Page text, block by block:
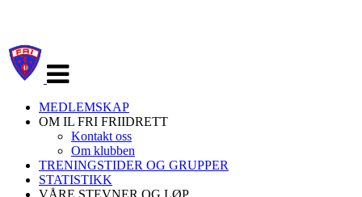
navigasjon
MEDLEMSKAP
OM IL FRI FRIIDRETT
Kontakt oss
Om klubben
TRENINGSTIDER OG GRUPPER
STATISTIKK
VÅRE STEVNER OG LØP